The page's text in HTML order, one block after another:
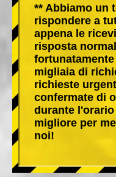
** Abbiamo un
rispondere a
appena le
risposta
migliaia di
richieste
confermate di
durante
migliore per
noi!